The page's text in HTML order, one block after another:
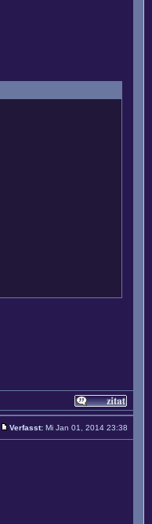
Verfasst: Mi Jan 01, 2014 23:38